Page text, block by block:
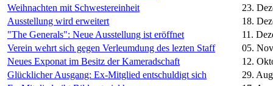
Weihnachten mit Schwestereinheit
23.
Ausstellung wird erweitert
18.
"The Generals": Neue Ausstellung ist eröffnet
11.
Verein wehrt sich gegen Verleumdung des lezten Staff
05.
Neues Exponat im Besitz der Kameradschaft
12.
Glücklicher Ausgang: Ex-Mitglied entschuldigt sich
29.